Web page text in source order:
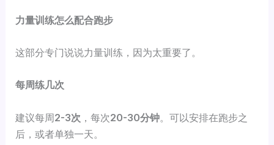
力量训练怎么配合跑步
这部分专门说说力量训练，因为太重要了。
每周练几次
建议每周2-3次 ，每次20-30分钟。可以安排在跑步之
后，或者单独一天。